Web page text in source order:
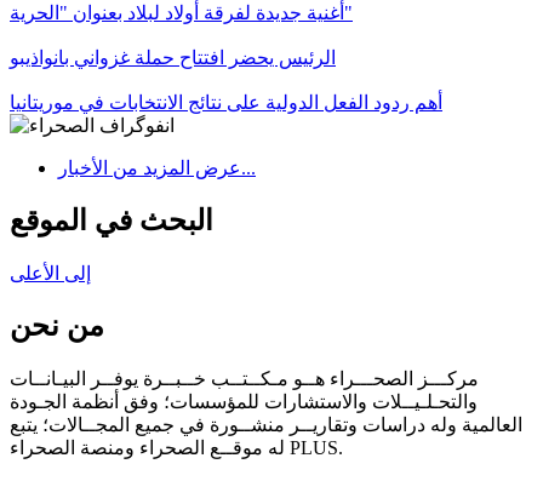
أغنية جديدة لفرقة أولاد لبلاد بعنوان "الحرية"
الرئيس يحضر افتتاح حملة غزواني بانواذيبو
أهم ردود الفعل الدولية على نتائج الانتخابات في موريتانيا
عرض المزيد من الأخبار...
البحث في الموقع
إلى الأعلى
من نحن
مركـــز الصحـــراء هــو مـكــتــب خــبــرة يوفــر البيـانــات
والتحـلـيــلات والاستشارات للمؤسسات؛ وفق أنظمة الجـودة
العالمية وله دراسات وتقاريــر منشــورة في جميع المجــالات؛ يتبع
له موقــع الصحراء ومنصة الصحراء PLUS.